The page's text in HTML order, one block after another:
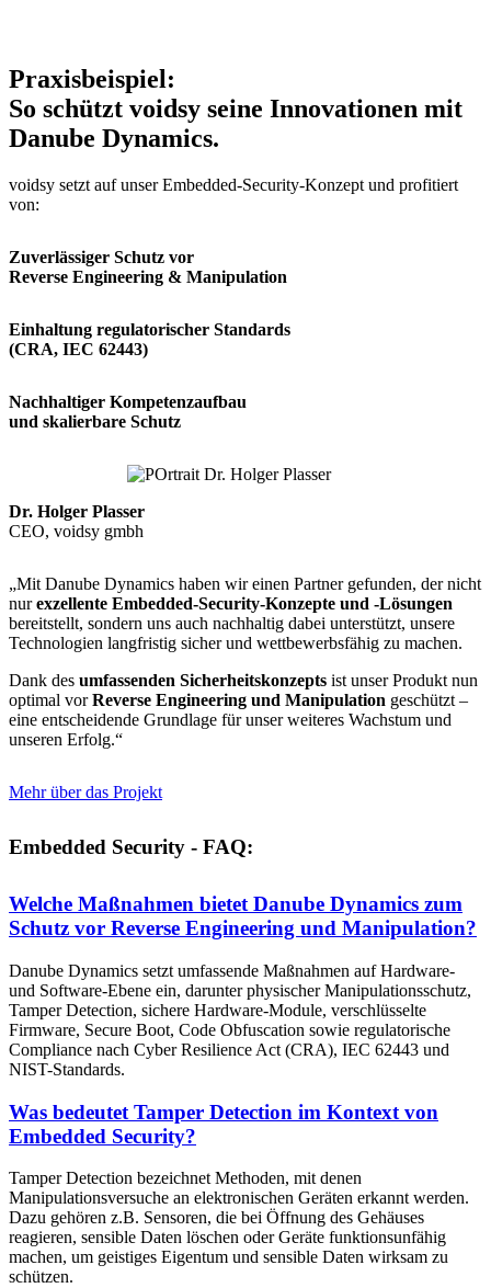
Praxisbeispiel:
So schützt voidsy seine Innovationen mit
Danube Dynamics.
voidsy setzt auf unser Embedded-Security-Konzept und profitiert
von:
Zuverlässiger Schutz vor
Reverse Engineering & Manipulation
Einhaltung regulatorischer Standards
(CRA, IEC 62443)
Nachhaltiger Kompetenzaufbau
und skalierbare Schutz
Dr. Holger Plasser
CEO, voidsy gmbh
„Mit Danube Dynamics haben wir einen Partner gefunden, der nicht
nurexzellente Embedded-Security-Konzepte und -Lösungen
bereitstellt, sondern uns auch nachhaltig dabei unterstützt, unsere
Technologien langfristig sicher und wettbewerbsfähig zu machen.
Dank des umfassenden Sicherheitskonzepts ist unser Produkt nun
optimal vorReverse Engineering und Manipulation geschützt –
eine entscheidende Grundlage für unser weiteres Wachstum und
unseren Erfolg.“
Mehr über das Projekt
Embedded Security - FAQ:
Welche Maßnahmen bietet Danube Dynamics zum
Schutz vor Reverse Engineering und Manipulation?
Danube Dynamics setzt umfassende Maßnahmen auf Hardware-
und Software-Ebene ein, darunter physischer Manipulationsschutz,
Tamper Detection, sichere Hardware-Module, verschlüsselte
Firmware, Secure Boot, Code Obfuscation sowie regulatorische
Compliance nach Cyber Resilience Act (CRA), IEC 62443 und
NIST-Standards.
Was bedeutet Tamper Detection im Kontext von
Embedded Security?
Tamper Detection bezeichnet Methoden, mit denen
Manipulationsversuche an elektronischen Geräten erkannt werden.
Dazu gehören z.B. Sensoren, die bei Öffnung des Gehäuses
reagieren, sensible Daten löschen oder Geräte funktionsunfähig
machen, um geistiges Eigentum und sensible Daten wirksam zu
schützen.